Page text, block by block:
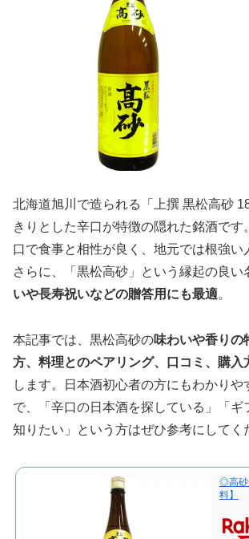
北海道旭川で造られる「上撰 黒松高砂
きりとした辛口が特徴の隠れた銘酒です
口で食事と相性が良く、地元では根強い
さらに、「黒松高砂」という縁起の良い
いや長寿祝いなどの贈答用にも最適。
本記事では、黒松高砂の味わいや香りの
方、料理とのペアリング、口コミ、購入
します。日本酒初心者の方にもわかりや
で、「辛口の日本酒を探している」「ギ
知りたい」という方はぜひ参考にしてく
◎高砂
料】